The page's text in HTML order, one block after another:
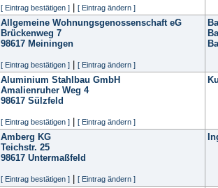
[ Eintrag bestätigen ] [ Eintrag ändern ]
Allgemeine Wohnungsgenossenschaft eG
Brückenweg 7
98617 Meiningen
[ Eintrag bestätigen ] [ Eintrag ändern ]
Aluminium Stahlbau GmbH
Amalienruher Weg 4
98617 Sülzfeld
[ Eintrag bestätigen ] [ Eintrag ändern ]
Amberg KG
Teichstr. 25
98617 Untermaßfeld
[ Eintrag bestätigen ] [ Eintrag ändern ]